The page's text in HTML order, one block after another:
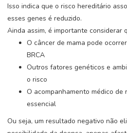
Isso indica que o risco hereditário
esses genes é reduzido.
Ainda assim, é importante considerar
O câncer de mama pode
BRCA
Outros fatores genéticos e
o risco
O acompanhamento médico de
essencial
Ou seja, um resultado negativo não